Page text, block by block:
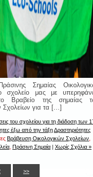
Σημαίας
σχολείο μας με
Βραβείο της σημαίας
Σχολείων για τα […]
του σχολείου για τη διάδοση των
έξω από την τάξηΔραστηριότητες
Βράβευση Οικολογικών Σχολείων
Πράσινη Σημαία | Χωρίς Σχόλια »
>>